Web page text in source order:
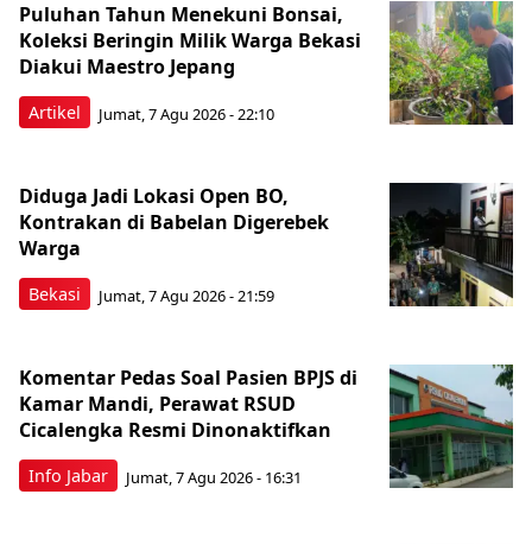
Artikel
Puluhan Tahun Menekuni Bonsai,
Koleksi Beringin Milik Warga Bekasi
Diakui Maestro Jepang
Jumat, 7 Agu 2026 - 22:10
Bekasi
Diduga Jadi Lokasi Open BO,
Kontrakan di Babelan Digerebek
Warga
Jumat, 7 Agu 2026 - 21:59
Info Jabar
Komentar Pedas Soal Pasien BPJS di
Kamar Mandi, Perawat RSUD
Cicalengka Resmi Dinonaktifkan
Jumat, 7 Agu 2026 - 16:31